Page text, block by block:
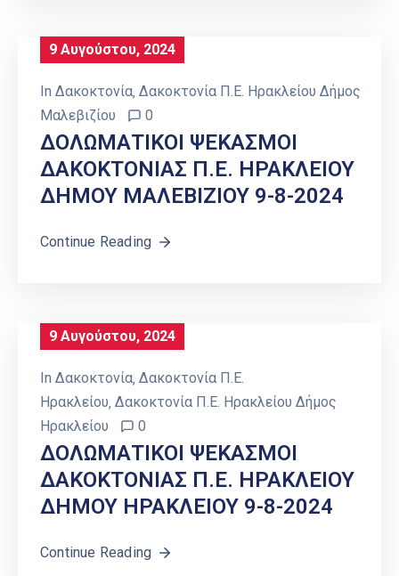
9 Αυγούστου, 2024
In Δακοκτονία Δακοκτονία Π.Ε. Ηρακλείου Δήμος
Μαλεβιζίου
0
ΔΟΛΩΜΑΤΙΚΟΙ ΨΕΚΑΣΜΟΙ
ΔΑΚΟΚΤΟΝΙΑΣ Π.Ε. ΗΡΑΚΛΕΙΟΥ
ΔΗΜΟΥ ΜΑΛΕΒΙΖΙΟΥ 9-8-2024
Continue Reading
9 Αυγούστου, 2024
In Δακοκτονία Δακοκτονία Π.Ε.
Ηρακλείου Δακοκτονία Π.Ε. Ηρακλείου Δήμος
Ηρακλείου
0
ΔΟΛΩΜΑΤΙΚΟΙ ΨΕΚΑΣΜΟΙ
ΔΑΚΟΚΤΟΝΙΑΣ Π.Ε. ΗΡΑΚΛΕΙΟΥ
ΔΗΜΟΥ ΗΡΑΚΛΕΙΟΥ 9-8-2024
Continue Reading